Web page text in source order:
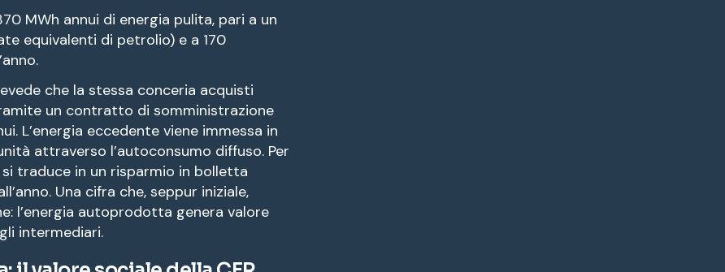
MWh annui di energia pulita, pari a un
equivalenti di petrolio) e a 170
che la stessa conceria acquisti
un contratto di somministrazione
L’energia eccedente viene immessa in
attraverso l’autoconsumo diffuso. Per
traduce in un risparmio in bolletta
Una cifra che, seppur iniziale,
l’energia autoprodotta genera valore
intermediari.